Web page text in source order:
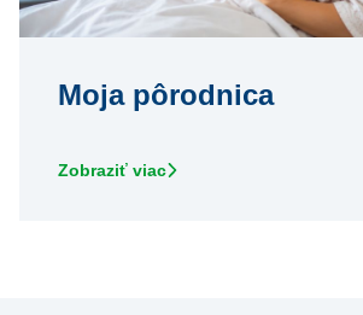
Moja pôrodnica
Zobraziť viac